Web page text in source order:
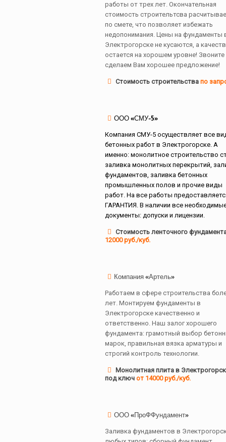
работы от трех лет. Окончательная
стоимость строительтсва
по смете, что позволяет избежать
недопонимания. Цены на фундаменты
Электрогорске не кусаются, а
остается на хорошем уровне!
сделаем Вам хорошее предложение!
Стоимость строительства по
ООО «СМУ-5»
Компания СМУ-5 осуществляет все
бетонных работ в Электрогорске. А
именно: монолитное строительство
заливка монолитных перекрытий,
фундаментов, заливка бетонных
промышленных полов и прочие виды
работ. На все работы
ГАРАНТИЯ. В наличии все
документы: допуски и лицензии.
Стоимость ленточного
12000 руб./куб.
Компания «Артель»
Работаем в сфере строительства
лет. Монтируем фундаменты в
Электрогорске качественно и
ответственно. Наш залог хорошего
фундамента: грамотный выбор
марок, правильная вязка арматуры и
строгий контроль технологии.
Монолитная плита в
под ключ от 14000 руб./куб.
ООО «ПроФФундамент»
Заливка фундаментов в